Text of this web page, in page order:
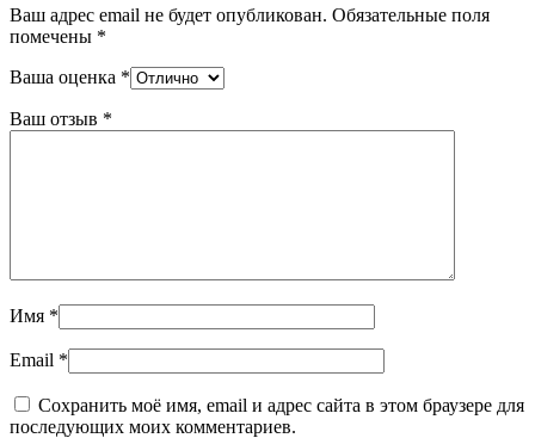
Ваш адрес email не будет опубликован. Обязательные поля
помечены *
Ваша оценка *
Ваш отзыв *
Имя *
Email *
Сохранить моё имя, email и адрес сайта в этом браузере для
последующих моих комментариев.